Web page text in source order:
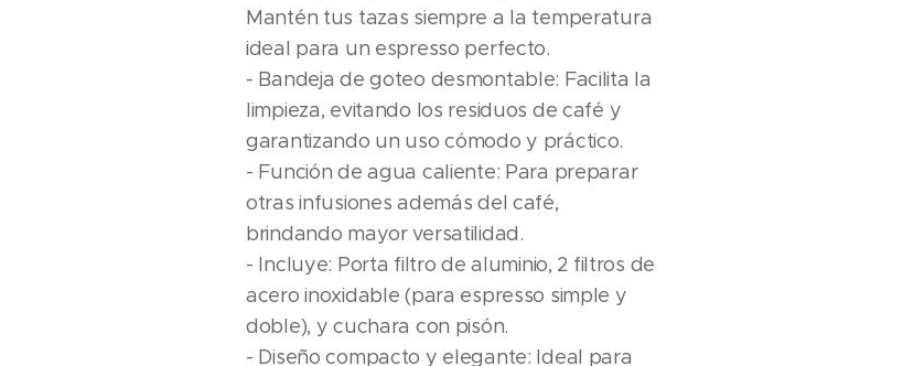
Mantén tus tazas siempre a la temperatura
ideal para un espresso perfecto.
- Bandeja de goteo desmontable: Facilita la
limpieza, evitando los residuos de café y
garantizando un uso cómodo y práctico.
- Función de agua caliente: Para preparar
otras infusiones además del café,
brindando mayor versatilidad.
- Incluye: Porta filtro de aluminio, 2 filtros de
acero inoxidable (para espresso simple y
doble), y cuchara con pisón.
- Diseño compacto y elegante: Ideal para